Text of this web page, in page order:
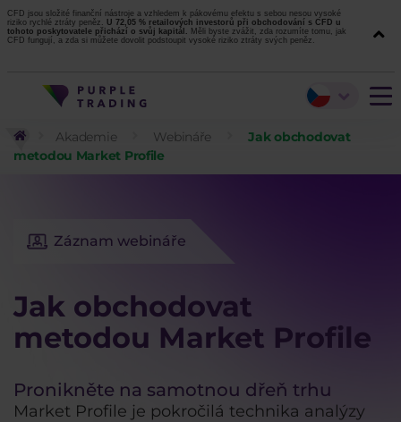
CFD jsou složité finanční nástroje a vzhledem k pákovému efektu s sebou nesou vysoké
riziko rychlé ztráty peněz. U 72,05 % retailových investorů při obchodování s CFD u
tohoto poskytovatele přichází o svůj kapitál. Měli byste zvážit, zda rozumíte tomu, jak
CFD fungují, a zda si můžete dovolit podstoupit vysoké riziko ztráty svých peněz.
Akademie Webináře
Jak obchodovat
metodou Market Profile
Záznam webináře
Jak obchodovat
metodou Market Profile
Pronikněte na samotnou dřeň trhu
Market Profile je pokročilá technika analýzy